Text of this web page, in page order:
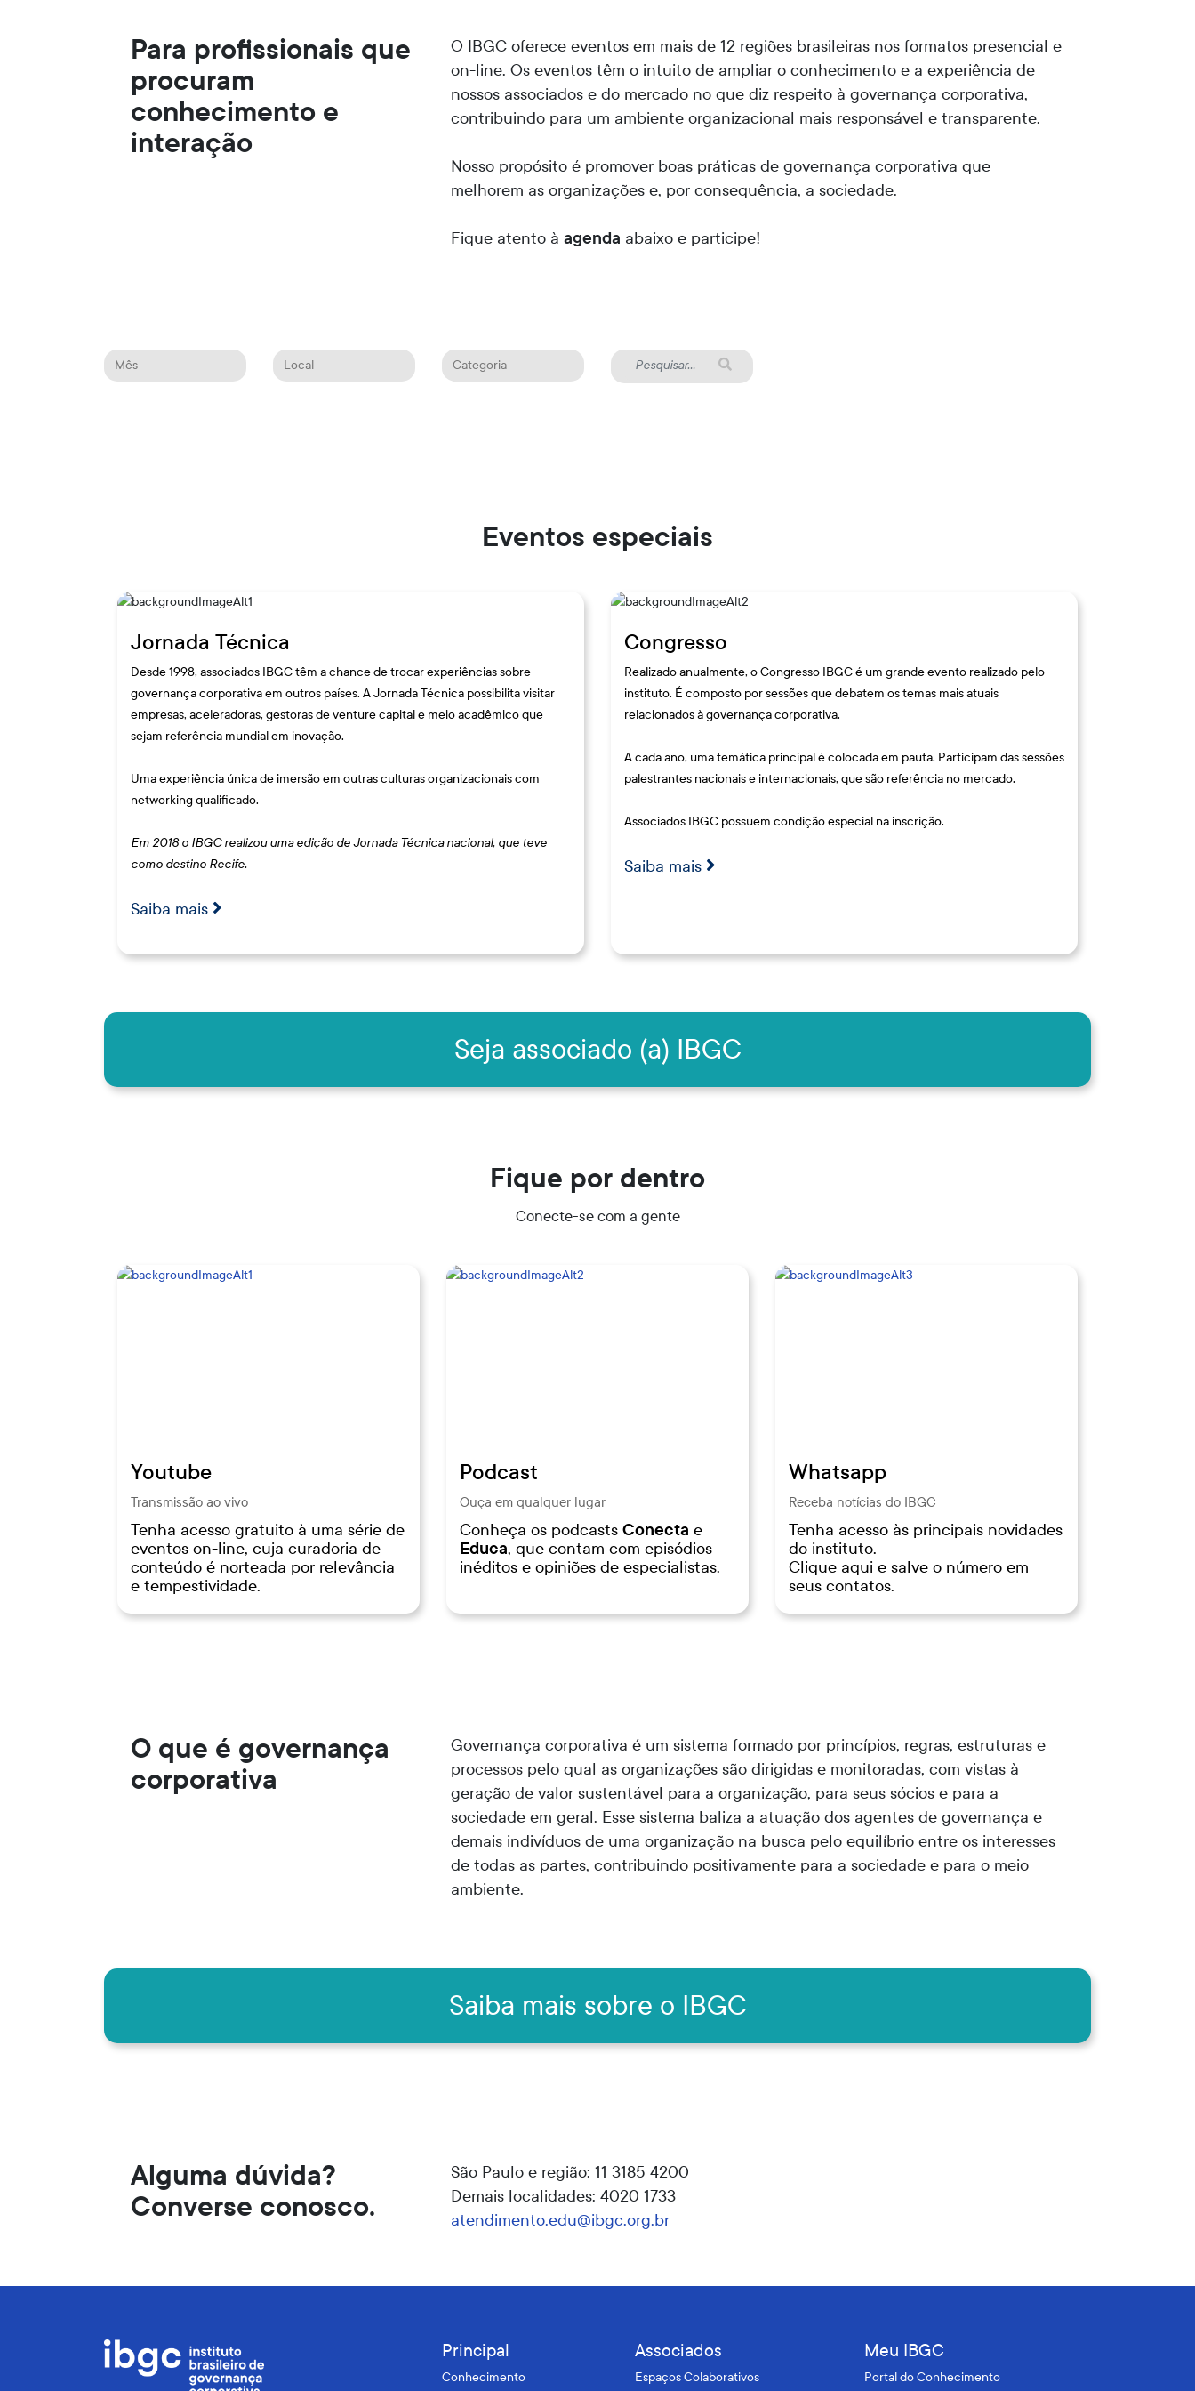
Para profissionais que
procuram
conhecimento e
interação
O IBGC oferece eventos em mais de 12 regiões brasileiras nos formatos presencial e
on-line. Os eventos têm o intuito de ampliar o conhecimento e a experiência de
nossos associados e do mercado no que diz respeito à governança corporativa,
contribuindo para um ambiente organizacional mais responsável e transparente.
Nosso propósito é promover boas práticas de governança corporativa que
melhorem as organizações e, por consequência, a sociedade.
Fique atento à agenda abaixo e participe!
Mês Local Categoria
Eventos especiais
Jornada Técnica
Desde 1998, associados IBGC têm a chance de trocar experiências sobre
governança corporativa em outros países. A Jornada Técnica possibilita visitar
empresas, aceleradoras, gestoras de venture capital e meio acadêmico que
sejam referência mundial em inovação.
Uma experiência única de imersão em outras culturas organizacionais com
networking qualificado.
Em 2018 o IBGC realizou uma edição de Jornada Técnica nacional, que teve
como destino Recife.
Saiba mais
Congresso
Realizado anualmente, o Congresso IBGC é um grande evento realizado pelo
instituto. É composto por sessões que debatem os temas mais atuais
relacionados à governança corporativa.
A cada ano, uma temática principal é colocada em pauta. Participam das sessões
palestrantes nacionais e internacionais, que são referência no mercado.
Associados IBGC possuem condição especial na inscrição.
Saiba mais
Seja associado (a) IBGC
Fique por dentro
Conecte-se com a gente
Youtube
Transmissão ao vivo
Tenha acesso gratuito à uma série de
eventos on-line, cuja curadoria de
conteúdo é norteada por relevância
e tempestividade.
Podcast
Ouça em qualquer lugar
Conheça os podcastsConecta e
Educa, que contam com episódios
inéditos e opiniões de especialistas.
Whatsapp
Receba notícias do IBGC
Tenha acesso às principais novidades
do instituto.
Clique aqui e salve o número em
seus contatos.
O que é governança
corporativa
Governança corporativa é um sistema formado por princípios, regras, estruturas e
processos pelo qual as organizações são dirigidas e monitoradas, com vistas à
geração de valor sustentável para a organização, para seus sócios e para a
sociedade em geral. Esse sistema baliza a atuação dos agentes de governança e
demais indivíduos de uma organização na busca pelo equilíbrio entre os interesses
de todas as partes, contribuindo positivamente para a sociedade e para o meio
ambiente.
Saiba mais sobre o IBGC
Alguma dúvida?
Converse conosco.
São Paulo e região: 11 3185 4200
Demais localidades: 4020 1733
atendimento.edu@ibgc.org.br
Principal
Conhecimento
Associados
Espaços Colaborativos
Meu IBGC
Portal do Conhecimento